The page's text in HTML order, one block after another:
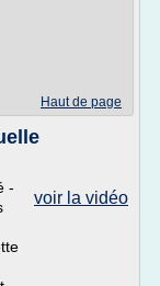
Haut de page
voir la vidéo
-